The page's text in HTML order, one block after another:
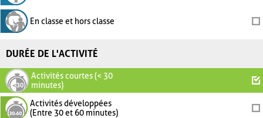
En classe et hors classe
DURÉE DE L'ACTIVITÉ
Activités courtes (< 30
minutes)
Activités développées
(Entre 30 et 60 minutes)